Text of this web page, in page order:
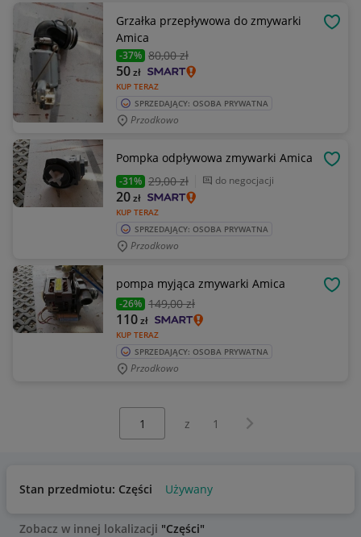
Grzałka przepływowa do zmywarki
Amica
-37% 80,00 zł
KUP TERAZ
50zł
SPRZEDAJĄCY: OSOBA PRYWATNA
Przodkowo
Pompka odpływowa zmywarki Amica
-31% 29,00 zł do negocjacji
KUP TERAZ
20zł
SPRZEDAJĄCY: OSOBA PRYWATNA
Przodkowo
pompa myjąca zmywarki Amica
-26% 149,00 zł
KUP TERAZ
110zł
SPRZEDAJĄCY: OSOBA PRYWATNA
Przodkowo
z 1 Następna strona
Stan przedmiotu: Części Używany
Zobacz w innej lokalizacji "Części"